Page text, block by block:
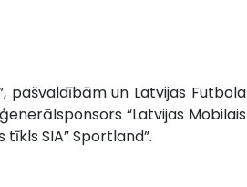
pašvaldībām un Latvijas Futbola
“Latvijas Mobilais
SIA” Sportland”.